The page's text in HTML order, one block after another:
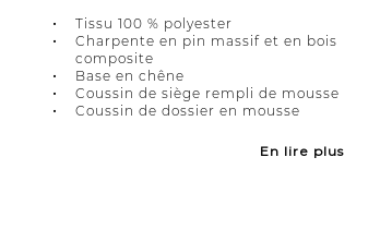
Tissu 100 % polyester
Charpente en pin massif et en bois
composite
Base en chêne
Coussin de siège rempli de mousse
Coussin de dossier en mousse
En lire plus